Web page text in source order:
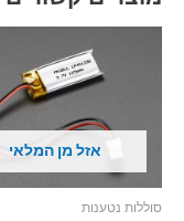
אזל מן המלאי
סוללות נטענות